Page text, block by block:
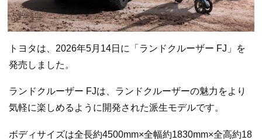
トヨタは、2026年5月14日に「ランドクルーザー FJ」を
発売しました。
ランドクルーザー FJは、ランドクルーザーの魅力をより
気軽に楽しめるように開発された派生モデルです。
ボディサイズは全長約4500mm×全幅約1830mm×全高約18